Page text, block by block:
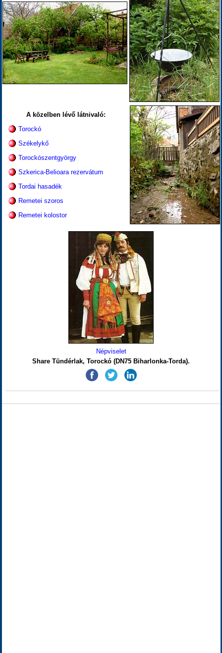
A közelben lévő látnivaló:
Torockó
Székelykő
Torockószentgyörgy
Szkerica-Belioara rezervátum
Tordai hasadék
Remetei szoros
Remetei kolostor
Népviselet
Share Tündérlak, Torockó (DN75 Biharlonka-Torda).